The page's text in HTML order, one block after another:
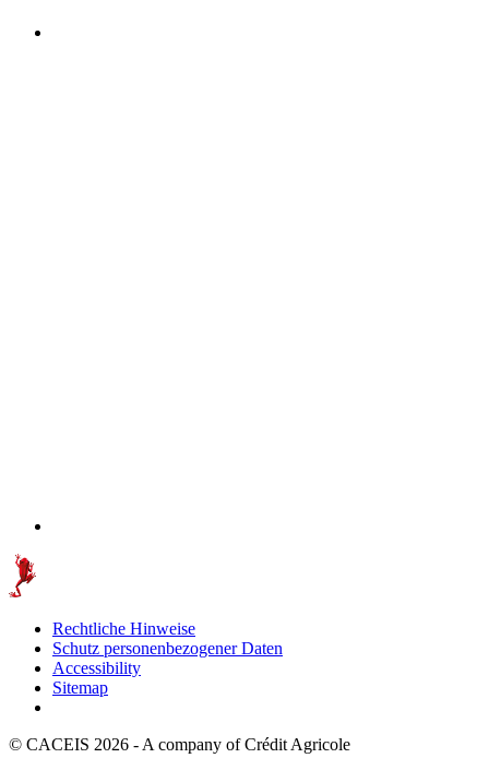
Rechtliche Hinweise
Schutz personenbezogener Daten
Accessibility
Sitemap
© CACEIS 2026 - A company of Crédit Agricole